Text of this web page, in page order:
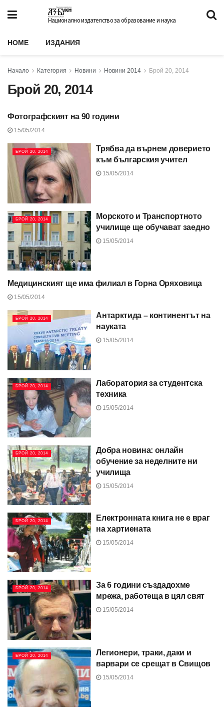
Национално издателство за образование и наука
HOME ИЗДАНИЯ
Начало Категория Новини Новини 2014 Брой 20, 2014
Брой 20, 2014
БРОЙ 20, 2014
Фотографският на 90 години
15/05/2014
БРОЙ 20, 2014
Трябва да върнем доверието
към българския учител
15/05/2014
БРОЙ 20, 2014
Морското и Транспортното
училище ще обучават заедно
15/05/2014
БРОЙ 20, 2014
Медицинският ще има филиал в Горна Оряховица
15/05/2014
БРОЙ 20, 2014
Антарктида – континентът на
науката
15/05/2014
БРОЙ 20, 2014
Лаборатория за студентска
техника
15/05/2014
БРОЙ 20, 2014
Добра новина: онлайн
обучение за неделните ни
училища
15/05/2014
БРОЙ 20, 2014
Електронната книга не е враг
на хартиената
15/05/2014
БРОЙ 20, 2014
За 6 години създадохме
мрежа, работеща в цял свят
15/05/2014
БРОЙ 20, 2014
Легионери, траки, даки и
варвари се срещат в Свищов
15/05/2014